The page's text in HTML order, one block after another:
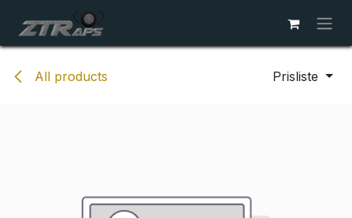
All products Prisliste